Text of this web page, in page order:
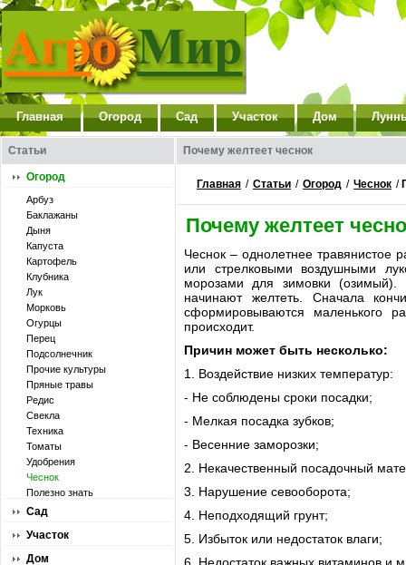
Главная Огород Сад Участок Дом
Статьи
Огород
Арбуз
Баклажаны
Дыня
Капуста
Картофель
Клубника
Лук
Морковь
Огурцы
Перец
Подсолнечник
Прочие культуры
Пряные травы
Редис
Свекла
Техника
Томаты
Удобрения
Чеснок
Полезно знать
Сад
Участок
Дом
Почему желтеет чеснок
Главная / Статьи / Огород / Чеснок /
Почему желтеет
Чеснок – однолетнее травянистое
или стрелковыми воздушными
морозами для зимовки (озимый).
начинают желтеть. Сначала
сформировываются маленького
происходит.
Причин может быть несколько:
1. Воздействие низких температур:
- Не соблюдены сроки посадки;
- Мелкая посадка зубков;
- Весенние заморозки;
2. Некачественный посадочный
3. Нарушение севооборота;
4. Неподходящий грунт;
5. Избыток или недостаток влаги;